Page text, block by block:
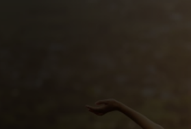
Pacotes de Férias